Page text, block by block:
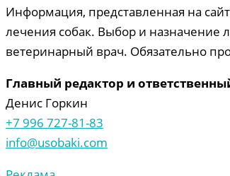
Информация, представленная на
лечения собак. Выбор и назначение
ветеринарный врач. Обязательно
Главный редактор и
Денис Горкин
+7 996 727-81-83
info@usobaki.com